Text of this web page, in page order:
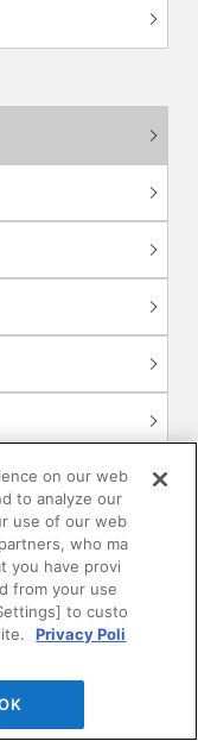
on our web
to analyze our
use of our web
who ma
you have provi
from your use
to custo
Privacy Poli